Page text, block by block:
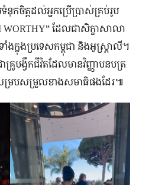
នុក​ចិត្ត​ដល់​អ្នក​ប្រើ​ប្រាស់​គ្រប់រូប
WORTHY” ដែល​ជា​សិក្ខាសាលា​
ង​ក្នុង​ប្រទេស​កម្ពុជា និង​អូស្ត្រាលី។
បង្វឹក​ជីវិតដែលមានវិញ្ញាបនបត្រ
ម្របសម្រួល​ខាង​សមាធិ​ផង​ដែរ៕